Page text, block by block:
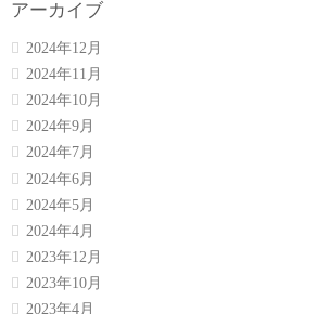
アーカイブ
2024年12月
2024年11月
2024年10月
2024年9月
2024年7月
2024年6月
2024年5月
2024年4月
2023年12月
2023年10月
2023年4月